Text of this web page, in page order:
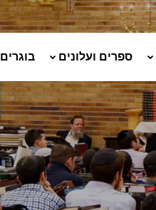
ספרים ועלונים בוגרים